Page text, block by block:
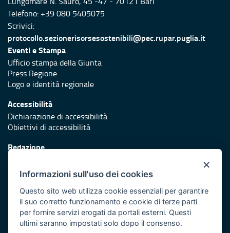
Telefono: +39 080 5405075
Scrivici:
protocollo.sezionerisorsesostenibili@pec.rupar.puglia.it
Eventi e Stampa
Ufficio stampa della Giunta
Press Regione
Logo e identità regionale
Accessibilità
Dichiarazione di accessibilità
Obiettivi di accessibilità
Redazione
Protezione civile
Vai al sito di Protezione Civile Puglia
Iniziativa finanziata con risorse del POR Puglia 2014/2020 -
Asse XI
×
Informazioni sull'uso dei cookies
Questo sito web utilizza cookie essenziali per garantire
il suo corretto funzionamento e cookie di terze parti
per fornire servizi erogati da portali esterni. Questi
ultimi saranno impostati solo dopo il consenso.